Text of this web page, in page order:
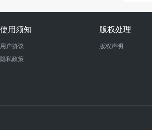
使用须知
用户协议
隐私政策
版权处理
版权声明